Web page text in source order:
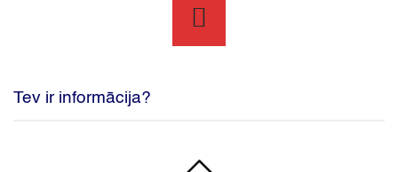
Tev ir informācija?